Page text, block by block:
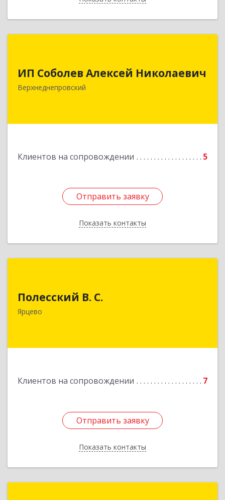
ИП Соболев Алексей Николаевич
Верхнеднепровский
Клиентов на сопровождении 5
Отправить заявку
Показать контакты
Отправить заявку
Назад
Полесский В. С.
Ярцево
Клиентов на сопровождении 7
Отправить заявку
Показать контакты
215800,Смоленская обл. г. Ярцево,
Отправить заявку
Назад